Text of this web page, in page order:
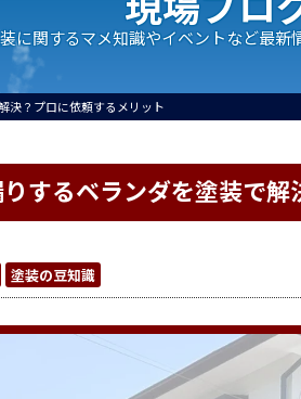
に関するマメ知識やイベントなど最新
決？プロに依頼するメリット
するベランダを塗装で
塗装の豆知識